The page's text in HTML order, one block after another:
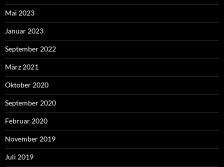
Mai 2023
Januar 2023
September 2022
März 2021
Oktober 2020
September 2020
Februar 2020
November 2019
Juli 2019